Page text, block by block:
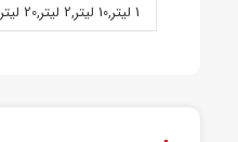
1 ليتر
,10 ليتر ,2 ليتر ,20 ليتر